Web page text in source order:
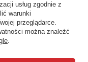
usług zgodnie z
warunki
przeglądarce.
można znaleźć
.